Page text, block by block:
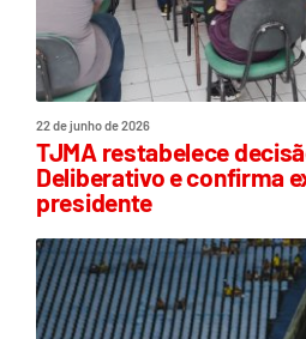
22 de junho de 2026
TJMA restabelece
Deliberativo e confirma
presidente